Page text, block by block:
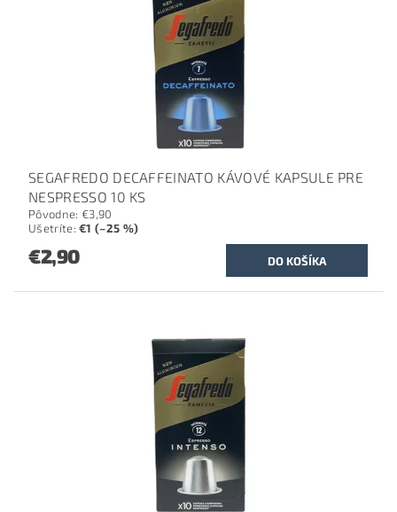
SEGAFREDO DECAFFEINATO KÁVOVÉ KAPSULE PRE
NESPRESSO 10 KS
Pôvodne: €3,90
Ušetríte:€1 (–25 %)
€2,90